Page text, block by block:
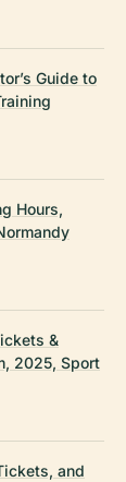
Guide to
Hours,
&
2025, Sport
and